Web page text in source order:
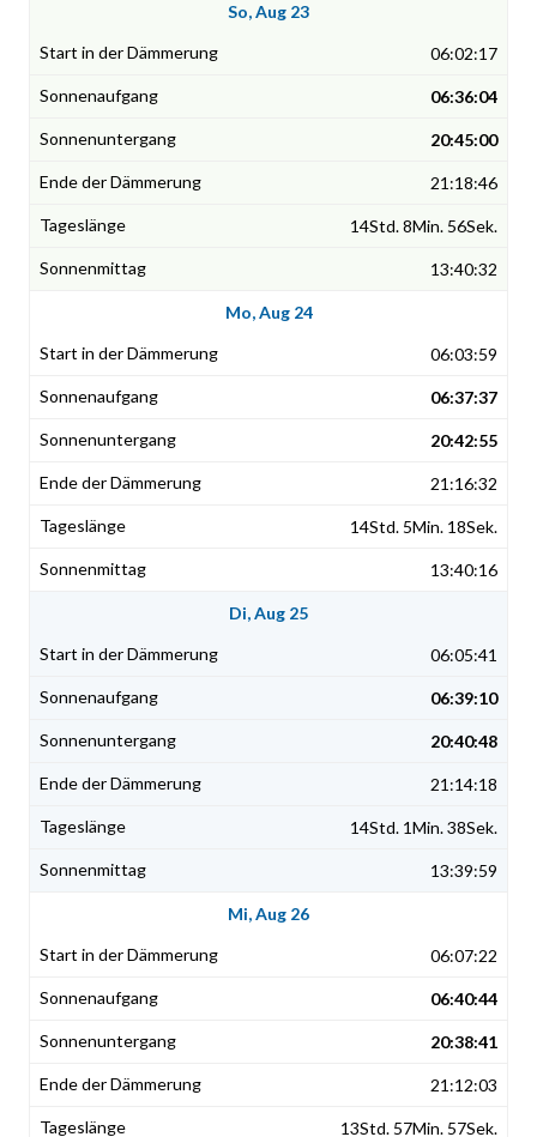
So, Aug 23
06:02:17
06:36:04
20:45:00
21:18:46
14Std. 8Min. 56Sek.
13:40:32
Mo, Aug 24
06:03:59
06:37:37
20:42:55
21:16:32
14Std. 5Min. 18Sek.
13:40:16
Di, Aug 25
06:05:41
06:39:10
20:40:48
21:14:18
14Std. 1Min. 38Sek.
13:39:59
Mi, Aug 26
06:07:22
06:40:44
20:38:41
21:12:03
13Std. 57Min. 57Sek.